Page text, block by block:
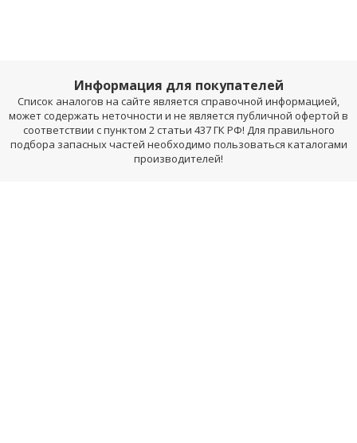
Информация для покупателей
Список аналогов на сайте является справочной информацией,
может содержать неточности и не является публичной офертой в
соответствии с пунктом 2 статьи 437 ГК РФ! Для правильного
подбора запасных частей необходимо пользоваться каталогами
производителей!